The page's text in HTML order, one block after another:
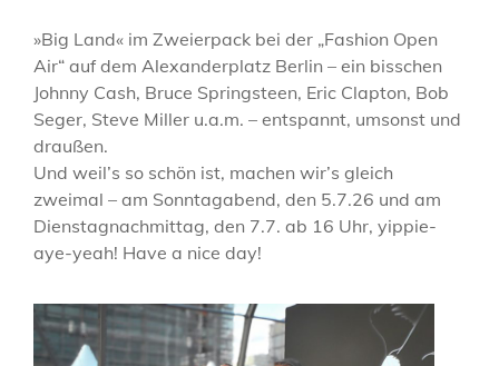
»Big Land« im Zweierpack bei der „Fashion Open
Air“ auf dem Alexanderplatz Berlin – ein bisschen
Johnny Cash, Bruce Springsteen, Eric Clapton, Bob
Seger, Steve Miller u.a.m. – entspannt, umsonst und
draußen.
Und weil’s so schön ist, machen wir’s gleich
zweimal – am Sonntagabend, den 5.7.26 und am
Dienstagnachmittag, den 7.7. ab 16 Uhr, yippie-
aye-yeah! Have a nice day!